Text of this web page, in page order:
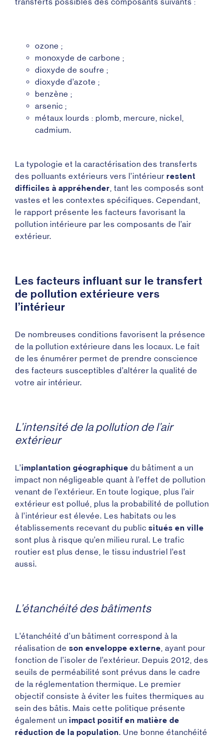
ozone ;
monoxyde de carbone ;
dioxyde de soufre ;
dioxyde d’azote ;
benzène ;
arsenic ;
métaux lourds : plomb, mercure, nickel,
cadmium.
La typologie et la caractérisation des transferts
des polluants extérieurs vers l’intérieur restent
difficiles à appréhender, tant les composés sont
vastes et les contextes spécifiques. Cependant,
le rapport présente les facteurs favorisant la
pollution intérieure par les composants de l’air
extérieur.
Les facteurs influant sur le transfert
de pollution extérieure vers
l’intérieur
De nombreuses conditions favorisent la présence
de la pollution extérieure dans les locaux. Le fait
de les énumérer permet de prendre conscience
des facteurs susceptibles d’altérer la qualité de
votre air intérieur.
L’intensité de la pollution de l’air
extérieur
L’implantation géographique du bâtiment a un
impact non négligeable quant à l’effet de pollution
venant de l’extérieur. En toute logique, plus l’air
extérieur est pollué, plus la probabilité de pollution
à l’intérieur est élevée. Les habitats ou les
établissements recevant du public situés en ville
sont plus à risque qu’en milieu rural. Le trafic
routier est plus dense, le tissu industriel l’est
aussi.
L’étanchéité des bâtiments
L’étanchéité d’un bâtiment correspond à la
réalisation de son enveloppe externe, ayant pour
fonction de l’isoler de l’extérieur. Depuis 2012, des
seuils de perméabilité sont prévus dans le cadre
de la réglementation thermique. Le premier
objectif consiste à éviter les fuites thermiques au
sein des bâtis. Mais cette politique présente
également un impact positif en matière de
réduction de la population. Une bonne étanchéité